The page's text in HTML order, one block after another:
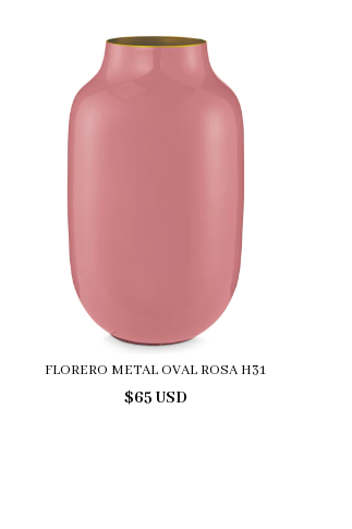
FLORERO METAL OVAL ROSA H31
$65 USD